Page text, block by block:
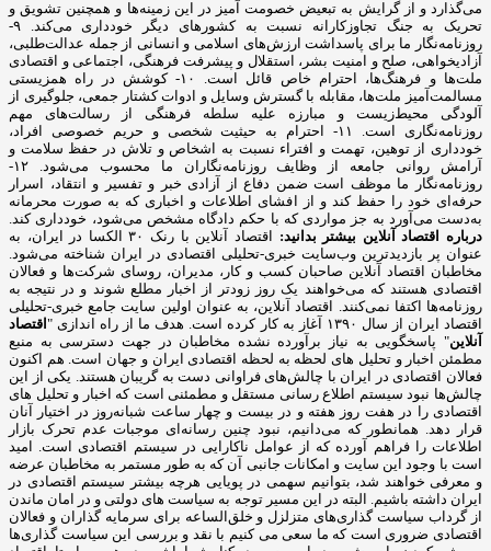
می‌گذارد و از گرایش به تبعیض خصومت آمیز در این زمینه‌ها و همچنین تشویق و
تحریک به جنگ تجاوزکارانه نسبت به کشورهای دیگر خودداری می‌کند. ۹-
روزنامه‌نگار ما برای پاسداشت ارزش‌های اسلامی و انسانی از جمله عدالت‌طلبی،
آزادیخواهی، صلح و امنیت بشر، استقلال و پیشرفت فرهنگی، اجتماعی و اقتصادی
ملت‌ها و فرهنگ‌ها، احترام خاص قائل است. ۱۰- کوشش در راه همزیستی
مسالمت‌آمیز ملت‌ها، مقابله با گسترش وسایل و ادوات کشتار جمعی، جلوگیری از
آلودگی محیط‌زیست و مبارزه علیه سلطه فرهنگی از رسالت‌های مهم
روزنامه‌نگاری است. ۱۱- احترام به حیثیت شخصی و حریم خصوصی افراد،
خودداری از توهین، تهمت و افتراء نسبت به اشخاص و تلاش در حفظ سلامت و
آرامش روانی جامعه از وظایف روزنامه‌نگاران ما محسوب می‌شود. ۱۲-
روزنامه‌نگار ما موظف است ضمن دفاع از آزادی خبر و تفسیر و انتقاد، اسرار
حرفه‌ای خود را حفظ کند و از افشای اطلاعات و اخباری که به صورت محرمانه
به‌دست می‌آورد به جز مواردی که با حکم دادگاه مشخص می‌شود، خودداری کند.
درباره اقتصاد آنلاین بیشتر بدانید:
اقتصاد آنلاین با رنک ۳۰ الکسا در ایران، به
عنوان پر بازدیدترین وب‌سایت خبری-تحلیلی اقتصادی در ایران شناخته می‌شود.
مخاطبان اقتصاد آنلاین صاحبان کسب و کار، مدیران، روسای شرکت‌ها و فعالان
اقتصادی هستند که می‌خواهند یک روز زودتر از اخبار مطلع شوند و در نتیجه به
روزنامه‌ها اکتفا نمی‌کنند. اقتصاد آنلاین، به عنوان اولین سایت جامع خبری-تحلیلی
اقتصاد ایران از سال ۱۳۹۰ آغاز به کار کرده است. هدف ما از راه اندازی "
اقتصاد
آنلاین" پاسخگویی به نیاز برآورده نشده مخاطبان در جهت دسترسی به منبع
مطمئن اخبار و تحلیل های لحظه به لحظه اقتصادی ایران و جهان است. هم اکنون
فعالان اقتصادی در ایران با چالش‌های فراوانی دست به گریبان هستند. یکی از این
چالش‌ها نبود سیستم اطلاع رسانی مستقل و مطمئنی است که اخبار و تحلیل های
اقتصادی را در هفت روز هفته و در بیست و چهار ساعت شبانه‌روز در اختیار آنان
قرار دهد. همانطور که می‌دانیم، نبود چنین رسانه‌ای موجبات عدم تحرک بازار
اطلاعات را فراهم آورده که از عوامل ناکارایی در سیستم اقتصادی است. امید
است با وجود این سایت و امکانات جانبی آن که به طور مستمر به مخاطبان عرضه
و معرفی خواهند شد، بتوانیم سهمی در پویایی هرچه بیشتر سیستم اقتصادی در
ایران داشته باشیم. البته در این مسیر توجه به سیاست های دولتی و در امان ماندن
از گرداب سیاست گذاری‌های متزلزل و خلق‌الساعه برای سرمایه گذاران و فعالان
اقتصادی ضروری است که ما سعی می کنیم با نقد و بررسی این سیاست گذاری‌ها